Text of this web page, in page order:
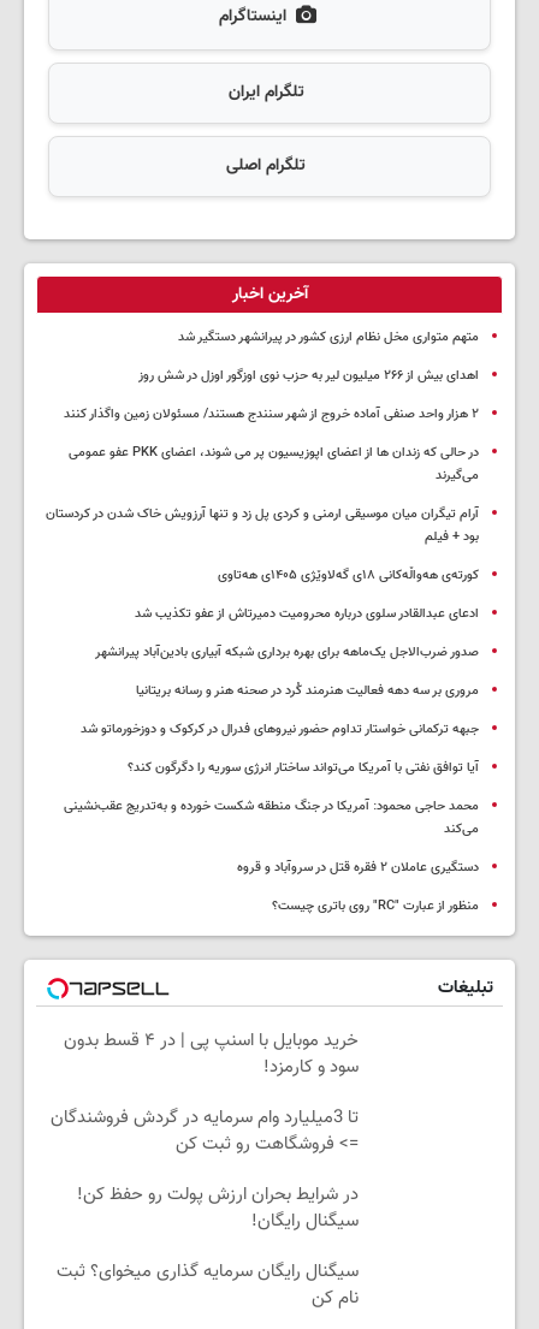
اینستاگرام
تلگرام ایران
تلگرام اصلی
آخرین اخبار
متهم متواری مخل نظام ارزی کشور در پیرانشهر دستگیر شد
اهدای بیش از ۲۶۶ میلیون لیر به حزب نوی اوزگور اوزل در شش روز
۲ هزار واحد صنفی آماده خروج از شهر سنندج هستند/ مسئولان زمین واگذار کنند
در حالی که زندان ها از اعضای اپوزیسیون پر می شوند، اعضای PKK عفو عمومی
می‌گیرند
آرام تیگران میان موسیقی ارمنی و کردی پل زد و تنها آرزویش خاک شدن در کردستان
بود + فیلم
کورتەی هەواڵەکانی ۱۸ی گەلاوێژی ۱۴۰۵ی هەتاوی
ادعای عبدالقادر سلوی درباره محرومیت دمیرتاش از عفو تکذیب شد
صدور ضرب‌الاجل یک‌ماهه برای بهره برداری شبکه آبیاری بادین‌آباد پیرانشهر
مروری بر سه دهه فعالیت هنرمند کُرد در صحنه هنر و رسانه بریتانیا
جبهه ترکمانی خواستار تداوم حضور نیروهای فدرال در کرکوک و دوزخورماتو شد
آیا توافق نفتی با آمریکا می‌تواند ساختار انرژی سوریه را دگرگون کند؟
محمد حاجی محمود: آمریکا در جنگ منطقه شکست خورده و به‌تدریج عقب‌نشینی
می‌کند
دستگیری عاملان ۲ فقره قتل در سروآباد و قروه
منظور از عبارت "RC" روی باتری چیست؟
تبلیغات
خرید موبایل با اسنپ پی | در ۴ قسط بدون
سود و کارمزد!
تا 3میلیارد وام سرمایه در گردش فروشندگان
=> فروشگاهت رو ثبت کن
در شرایط بحران ارزش پولت رو حفظ کن!
سیگنال رایگان!
سیگنال رایگان سرمایه گذاری میخوای؟ ثبت
نام کن